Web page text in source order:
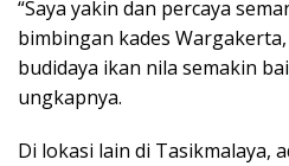
“Saya yakin dan percaya
bimbingan kades
budidaya ikan nila semakin
ungkapnya.
Di lokasi lain di Tasikmalaya,